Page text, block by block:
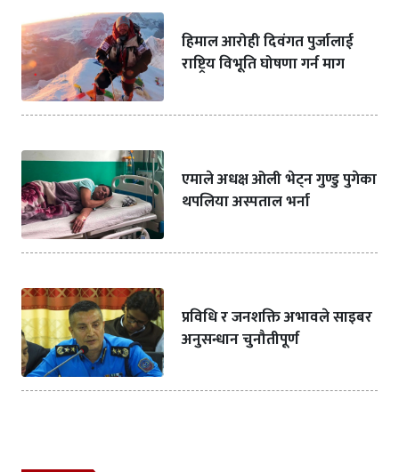
हिमाल आरोही दिवंगत पुर्जालाई
राष्ट्रिय विभूति घोषणा गर्न माग
एमाले अधक्ष ओली भेट्न गुण्डु पुगेका
थपलिया अस्पताल भर्ना
प्रविधि र जनशक्ति अभावले साइबर
अनुसन्धान चुनौतीपूर्ण